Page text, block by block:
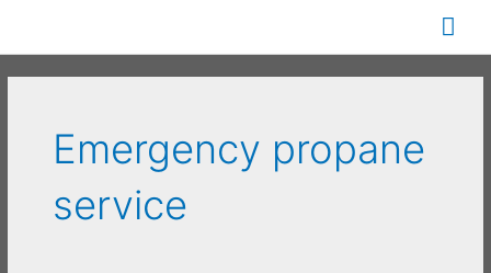
содержимому
Emergency propane
service